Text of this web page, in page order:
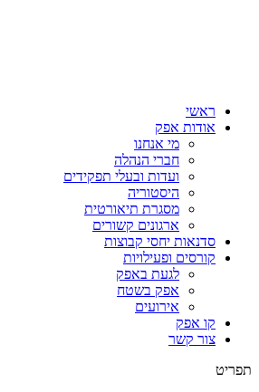
ראשי
אודות אפק
מי אנחנו
חברי הנהלה
ועדות ובעלי תפקידים
היסטוריה
מסגרת תיאורטית
ארגונים קשורים
סדנאות יחסי קבוצות
קורסים ופעילויות
לגעת באפק
אפק בשטח
אירועים
קו אפק
צור קשר
תפריט